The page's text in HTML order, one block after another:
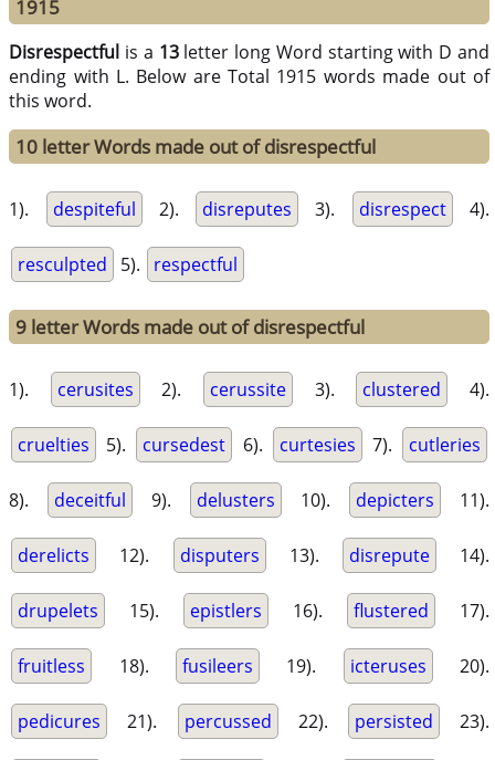
1915
Disrespectful is a 13letter long Word starting with D and
ending with L. Below are Total 1915 words made out of
this word.
10 letter Words made out of disrespectful
1). despiteful 2). disreputes 3). disrespect 4).
resculpted 5). respectful
9 letter Words made out of disrespectful
1). cerusites 2). cerussite 3). clustered 4).
cruelties 5). cursedest 6). curtesies 7). cutleries
8). deceitful 9). delusters 10). depicters 11).
derelicts 12). disputers 13). disrepute 14).
drupelets 15). epistlers 16). flustered 17).
fruitless 18). fusileers 19). icteruses 20).
pedicures 21). percussed 22). persisted 23).